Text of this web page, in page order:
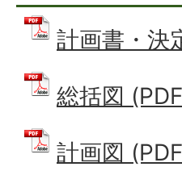
計画書・決
総括図
計画図